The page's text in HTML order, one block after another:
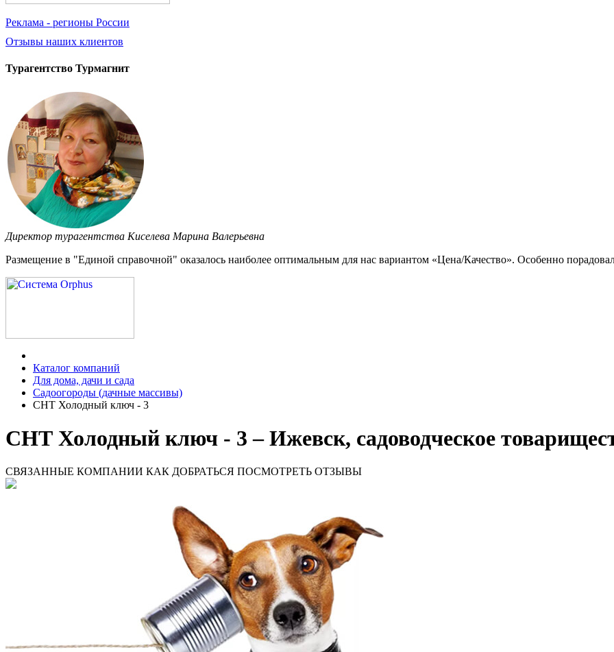
Реклама - регионы России
Отзывы наших клиентов
Турагентство Турмагнит
Директор турагентства Киселева Марина Валерьевна
Размещение в "Единой справочной" оказалось наиболее оптимальным для нас вариантом «Цена/Качество». Особенно
Каталог компаний
Для дома, дачи и сада
Садоогороды (дачные массивы)
СНТ Холодный ключ - 3
СНТ Холодный ключ - 3 – Ижевск, садоводческое
СВЯЗАННЫЕ КОМПАНИИ КАК ДОБРАТЬСЯ ПОСМОТРЕТЬ ОТЗЫВЫ